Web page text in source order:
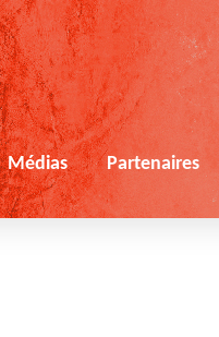
Médias Partenaires